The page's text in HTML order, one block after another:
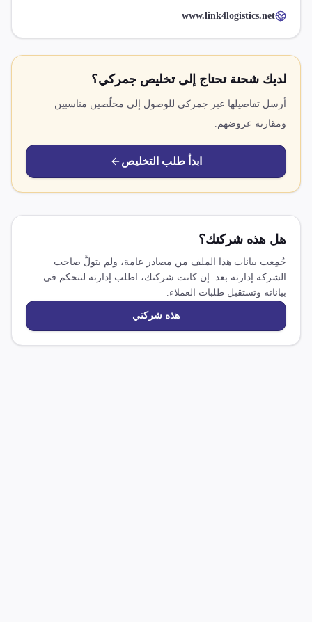
www.link4logistics.net
لديك شحنة تحتاج إلى تخليص جمركي؟
أرسل تفاصيلها عبر جمركي للوصول إلى مخلّصين مناسبين
ومقارنة عروضهم.
ابدأ طلب التخليص
هل هذه شركتك؟
جُمِعت بيانات هذا الملف من مصادر عامة، ولم يتولَّ صاحب
الشركة إدارته بعد. إن كانت شركتك، اطلب إدارته لتتحكم في
بياناته وتستقبل طلبات العملاء.
هذه شركتي